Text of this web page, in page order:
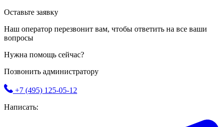
Оставьте заявку
Наш оператор перезвонит вам, чтобы ответить на все ваши
вопросы
Нужна помощь сейчас?
Позвонить администратору
+7 (495) 125-05-12
Написать: